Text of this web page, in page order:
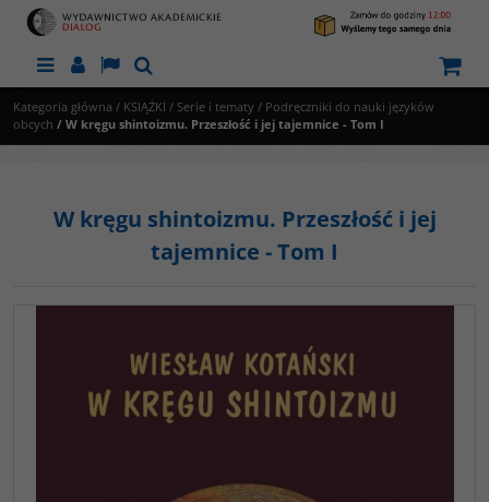
MenuPanelLangSzukaj
Kategoria główna / KSIĄŻKI / Serie i tematy / Podręczniki do nauki języków
obcych / W kręgu shintoizmu. Przeszłość i jej tajemnice - Tom I
W kręgu shintoizmu. Przeszłość i jej
tajemnice - Tom I